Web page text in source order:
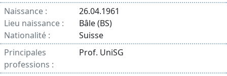
Naissance :
26.04.1961
Lieu naissance :
Bâle (BS)
Nationalité :
Suisse
Principales
professions :
Prof. UniSG